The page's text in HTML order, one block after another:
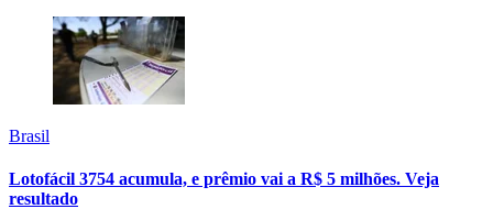
Brasil
Lotofácil 3754 acumula, e prêmio vai a R$ 5 milhões. Veja
resultado